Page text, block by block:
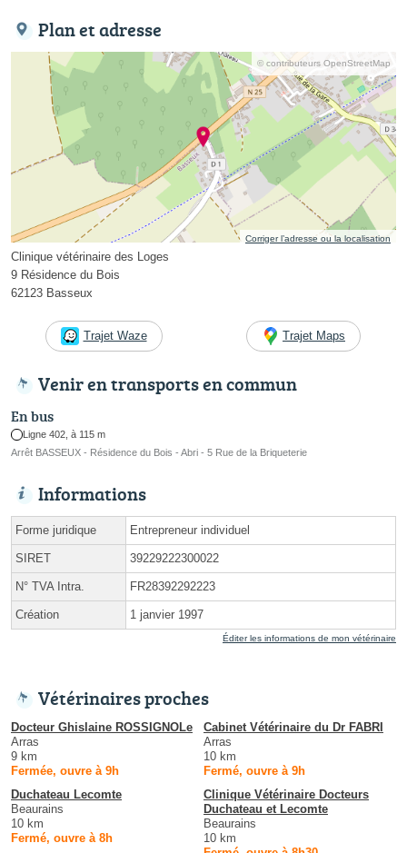
Plan et adresse
© contributeurs OpenStreetMap
Corriger l’adresse ou la localisation
Clinique vétérinaire des Loges
9 Résidence du Bois
62123 Basseux
Trajet Waze Trajet Maps
Venir en transports en commun
En bus
Ligne 402, à 115 m
Arrêt BASSEUX - Résidence du Bois - Abri - 5 Rue de la Briqueterie
Informations
Forme juridique Entrepreneur individuel
SIRET 39229222300022
N° TVA Intra. FR28392292223
Création 1 janvier 1997
Éditer les informations de mon vétérinaire
Vétérinaires proches
Docteur Ghislaine ROSSIGNOLe
Arras
9 km
Fermée, ouvre à 9h
Cabinet Vétérinaire du Dr FABRI
Arras
10 km
Fermé, ouvre à 9h
Duchateau Lecomte
Beaurains
10 km
Fermé, ouvre à 8h
Clinique Vétérinaire Docteurs
Duchateau et Lecomte
Beaurains
10 km